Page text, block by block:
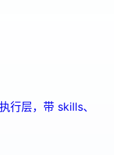
行层，带 skills、